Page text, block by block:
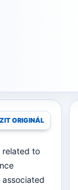
ORIGINÁL
related to